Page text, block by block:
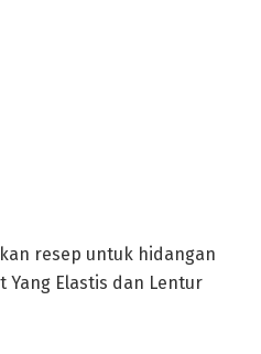
resep untuk hidangan
Yang Elastis dan Lentur